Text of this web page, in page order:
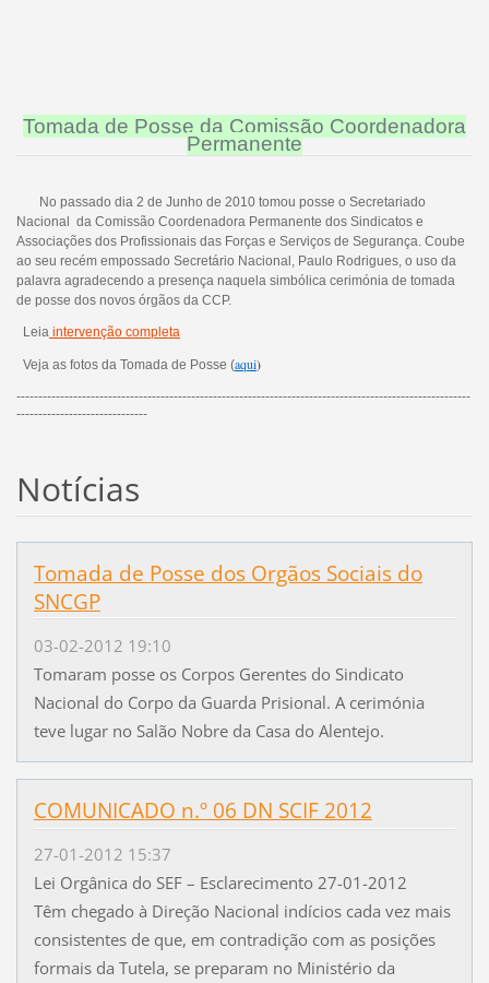
Tomada de Posse da Comissão Coordenadora
Permanente
No passado dia 2 de Junho de 2010 tomou posse o Secretariado
Nacional da Comissão Coordenadora Permanente dos Sindicatos e
Associações dos Profissionais das Forças e Serviços de Segurança. Coube
ao seu recém empossado Secretário Nacional, Paulo Rodrigues, o uso da
palavra agradecendo a presença naquela simbólica cerimónia de tomada
de posse dos novos órgãos da CCP.
Leia intervenção completa
Veja as fotos da Tomada de Posse (aqui)
--------------------------------------------------------------------------------------------------------
------------------------------
Notícias
Tomada de Posse dos Orgãos Sociais do
SNCGP
03-02-2012 19:10
Tomaram posse os Corpos Gerentes do Sindicato
Nacional do Corpo da Guarda Prisional. A cerimónia
teve lugar no Salão Nobre da Casa do Alentejo.
COMUNICADO n.º 06 DN SCIF 2012
27-01-2012 15:37
Lei Orgânica do SEF – Esclarecimento 27-01-2012
Têm chegado à Direção Nacional indícios cada vez mais
consistentes de que, em contradição com as posições
formais da Tutela, se preparam no Ministério da